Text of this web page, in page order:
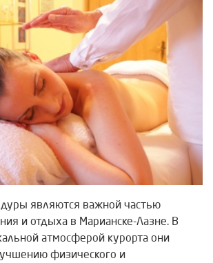
являются важной частью
и отдыха в Марианске-Лазне. В
атмосферой курорта они
физического и